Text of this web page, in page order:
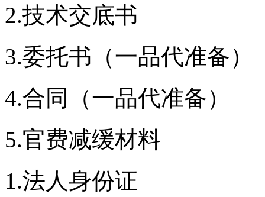
2.技术交底书
3.委托书（一品代准备）
4.合同（一品代准备）
5.官费减缓材料
1.法人身份证